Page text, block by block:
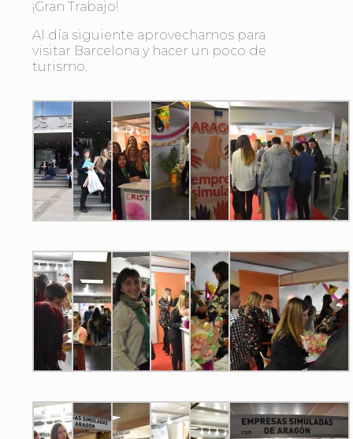
¡Gran Trabajo!
Al día siguiente aprovechamos para
visitar Barcelona y hacer un poco de
turismo.